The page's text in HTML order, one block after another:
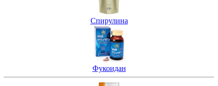
Спирулина
Фукоидан